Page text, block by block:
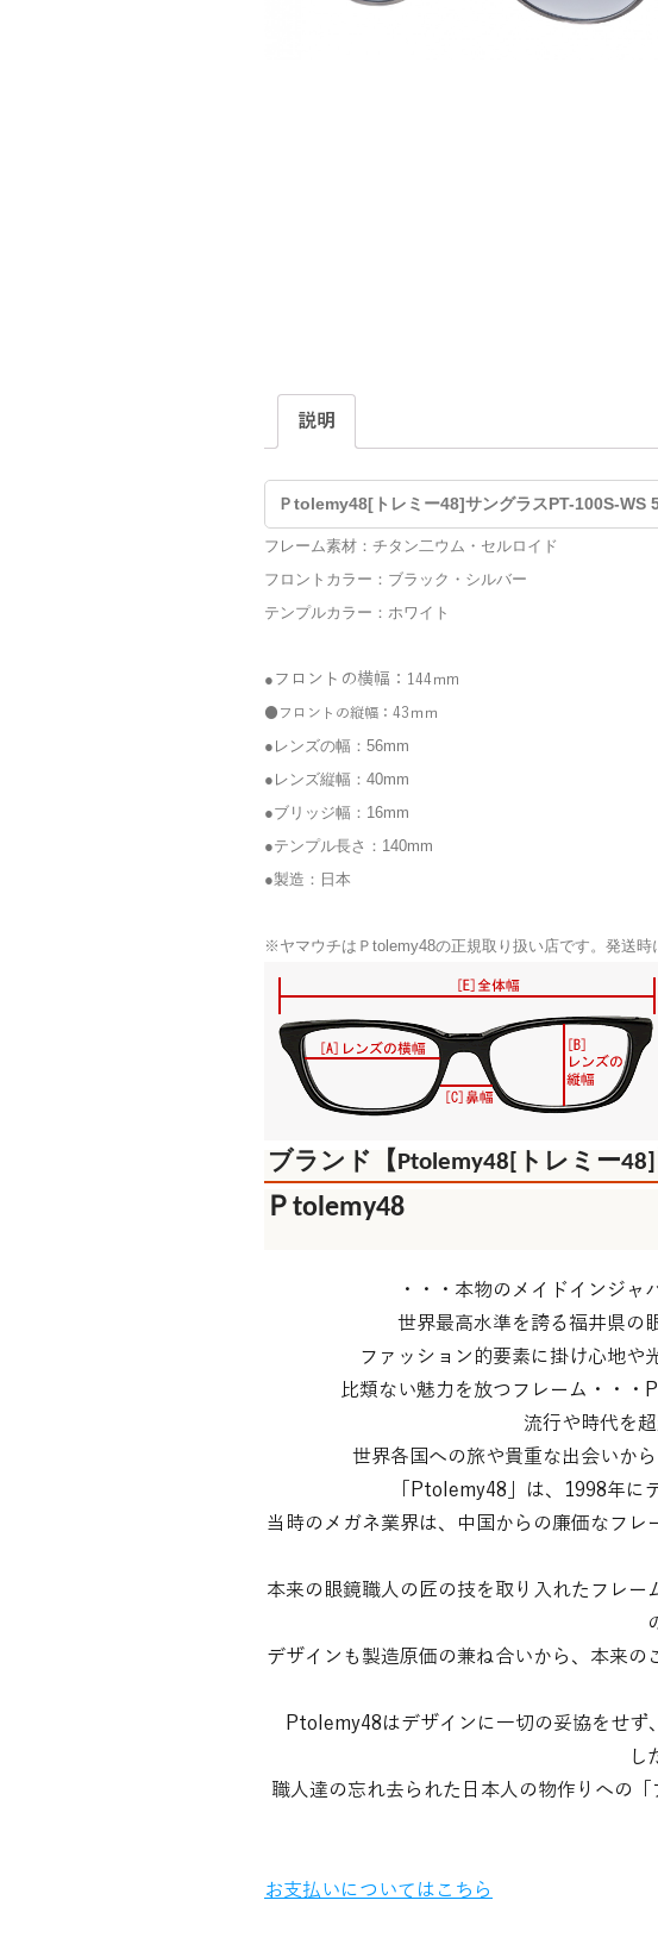
説明
Ｐtolemy48[トレミー48]サングラスPT-100S-WS
フレーム素材：チタン二ウム・セルロイド
フロントカラー：ブラック・シルバー
テンプルカラー：ホワイト
● フロントの横幅： 144ｍm
● フロントの縦幅：43ｍｍ
●レンズの幅：56mm
●レンズ縦幅：40mm
●ブリッジ幅：16mm
●テンプル長さ：140mm
●製造：日本
※ヤマウチはＰtolemy48の正規取り扱い店です。発送時
ブランド【Ptolemy48[トレミー
Ｐtolemy48
・・・本物のメイドインジャパンの
世界最高水準を誇る福井県の眼鏡
ファッション的要素に掛け心地や光学
比類ない魅力を放つフレーム・・・
流行や時代を超
世界各国への旅や貴重な出会いか
「Ptolemy48」は、1998年に
当時のメガネ業界は、中国からの廉価なフ
本来の眼鏡職人の匠の技を取り入れたフレ
デザインも製造原価の兼ね合いから、本来
Ptolemy48はデザインに一切の妥協をせず
し
職人達の忘れ去られた日本人の物作りへの
お支払いについてはこちら